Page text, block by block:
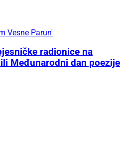
Vesne Parun'
radionice na
Međunarodni dan poezije